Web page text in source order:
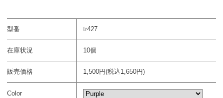
型番 tr427
在庫状況 10個
販売価格 1,500円(税込1,650円)
Color